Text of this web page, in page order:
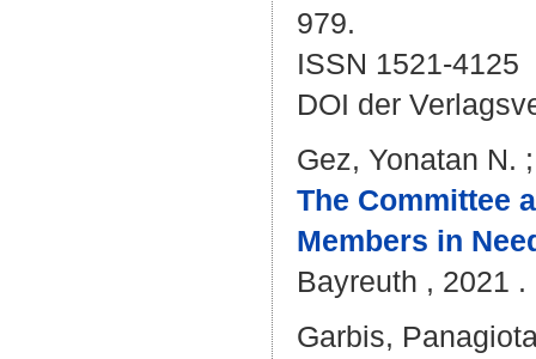
979.
ISSN 1521-4125
DOI der
Gez, Yonatan N.
The Committee
Members in
Bayreuth , 2021 .
Garbis,